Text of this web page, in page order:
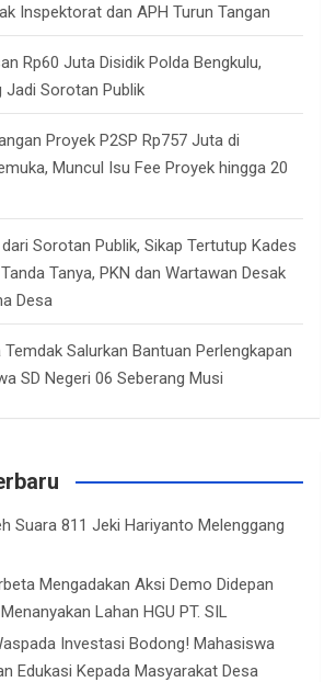
Inspektorat dan APH Turun Tangan
Rp60 Juta Disidik Polda Bengkulu,
Jadi Sorotan Publik
Proyek P2SP Rp757 Juta di
Muncul Isu Fee Proyek hingga 20
Sorotan Publik, Sikap Tertutup Kades
Tanya, PKN dan Wartawan Desak
Desa
Salurkan Bantuan Perlengkapan
SD Negeri 06 Seberang Musi
Suara 811 Jeki Hariyanto Melenggang
Mengadakan Aksi Demo Didepan
Lahan HGU PT. SIL
Investasi Bodong! Mahasiswa
Edukasi Kepada Masyarakat Desa